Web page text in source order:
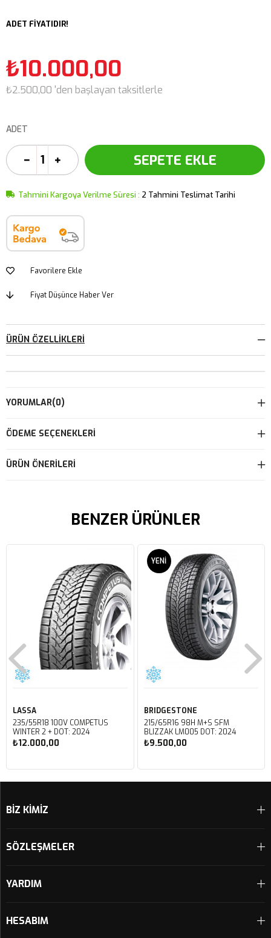
ADET FİYATIDIR!
₺10.000,00
₺2.500,00 'den başlayan taksitlerle
ADET
Tahmini Kargoya Verilme Süresi : 2 Tahmini Teslimat Tarihi
Favorilere Ekle
Fiyat Düşünce Haber Ver
ÜRÜN ÖZELLIKLERI
YORUMLAR(0)
ÖDEME SEÇENEKLERI
ÜRÜN ÖNERILERI
BENZER ÜRÜNLER
LASSA
235/55R18 100V COMPETUS
WINTER 2 + DOT: 2024
₺12.000,00
BRIDGESTONE
215/65R16 98H M+S SFM
BLIZZAK LM005 DOT: 2024
₺9.500,00
YENI
ÜRÜN
BİZ KİMİZ
SÖZLEŞMELER
YARDIM
HESABIM